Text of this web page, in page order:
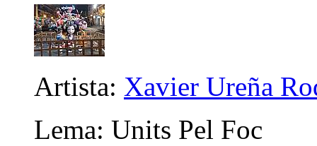
Artista: Xavier Ureña
Lema: Units Pel Foc